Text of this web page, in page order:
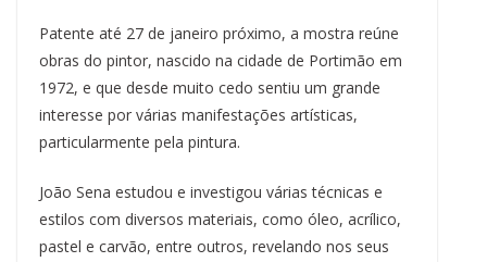
Patente até 27 de janeiro próximo, a mostra reúne
obras do pintor, nascido na cidade de Portimão em
1972, e que desde muito cedo sentiu um grande
interesse por várias manifestações artísticas,
particularmente pela pintura.
João Sena estudou e investigou várias técnicas e
estilos com diversos materiais, como óleo, acrílico,
pastel e carvão, entre outros, revelando nos seus